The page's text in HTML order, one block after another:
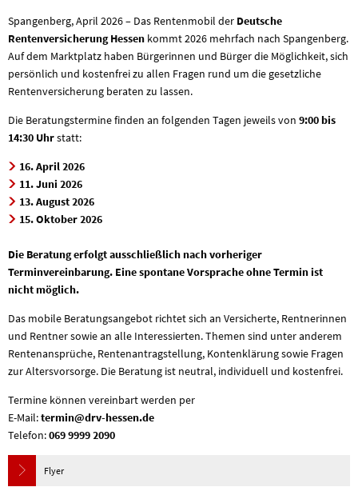
Spangenberg, April 2026 – Das Rentenmobil der Deutsche
Rentenversicherung Hessen kommt 2026 mehrfach nach Spangenberg.
Auf dem Marktplatz haben Bürgerinnen und Bürger die Möglichkeit, sich
persönlich und kostenfrei zu allen Fragen rund um die gesetzliche
Rentenversicherung beraten zu lassen.
Die Beratungstermine finden an folgenden Tagen jeweils von 9:00 bis
14:30 Uhrstatt:
16. April 2026
11. Juni 2026
13. August 2026
15. Oktober 2026
Die Beratung erfolgt ausschließlich nach vorheriger
Terminvereinbarung. Eine spontane Vorsprache ohne Termin ist
nicht möglich.
Das mobile Beratungsangebot richtet sich an Versicherte, Rentnerinnen
und Rentner sowie an alle Interessierten. Themen sind unter anderem
Rentenansprüche, Rentenantragstellung, Kontenklärung sowie Fragen
zur Altersvorsorge. Die Beratung ist neutral, individuell und kostenfrei.
Termine können vereinbart werden per
E-Mail:termin@drv-hessen.de
Telefon:069 9999 2090
Flyer